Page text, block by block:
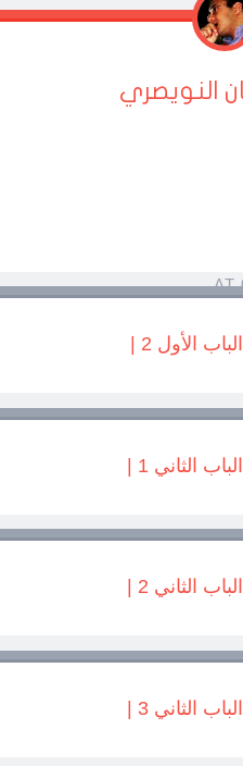
النويصري
الأول 2 |
الثاني 1 |
الثاني 2 |
الثاني 3 |